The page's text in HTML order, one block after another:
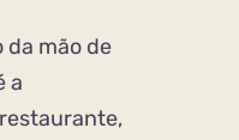
da mão de
a